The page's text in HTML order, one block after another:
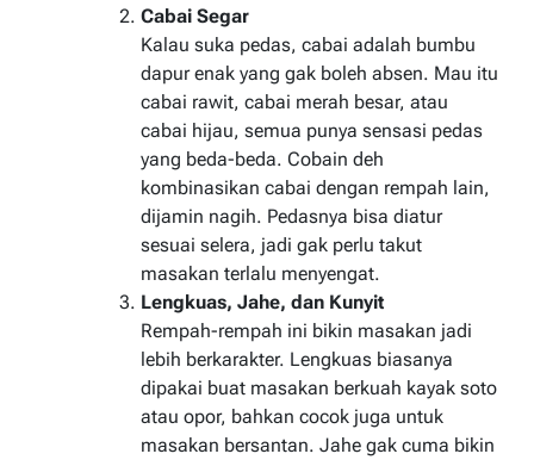
Cabai Segar
Kalau suka pedas, cabai adalah bumbu
dapur enak yang gak boleh absen. Mau itu
cabai rawit, cabai merah besar, atau
cabai hijau, semua punya sensasi pedas
yang beda-beda. Cobain deh
kombinasikan cabai dengan rempah lain,
dijamin nagih. Pedasnya bisa diatur
sesuai selera, jadi gak perlu takut
masakan terlalu menyengat.
Lengkuas, Jahe, dan Kunyit
Rempah-rempah ini bikin masakan jadi
lebih berkarakter. Lengkuas biasanya
dipakai buat masakan berkuah kayak soto
atau opor, bahkan cocok juga untuk
masakan bersantan. Jahe gak cuma bikin